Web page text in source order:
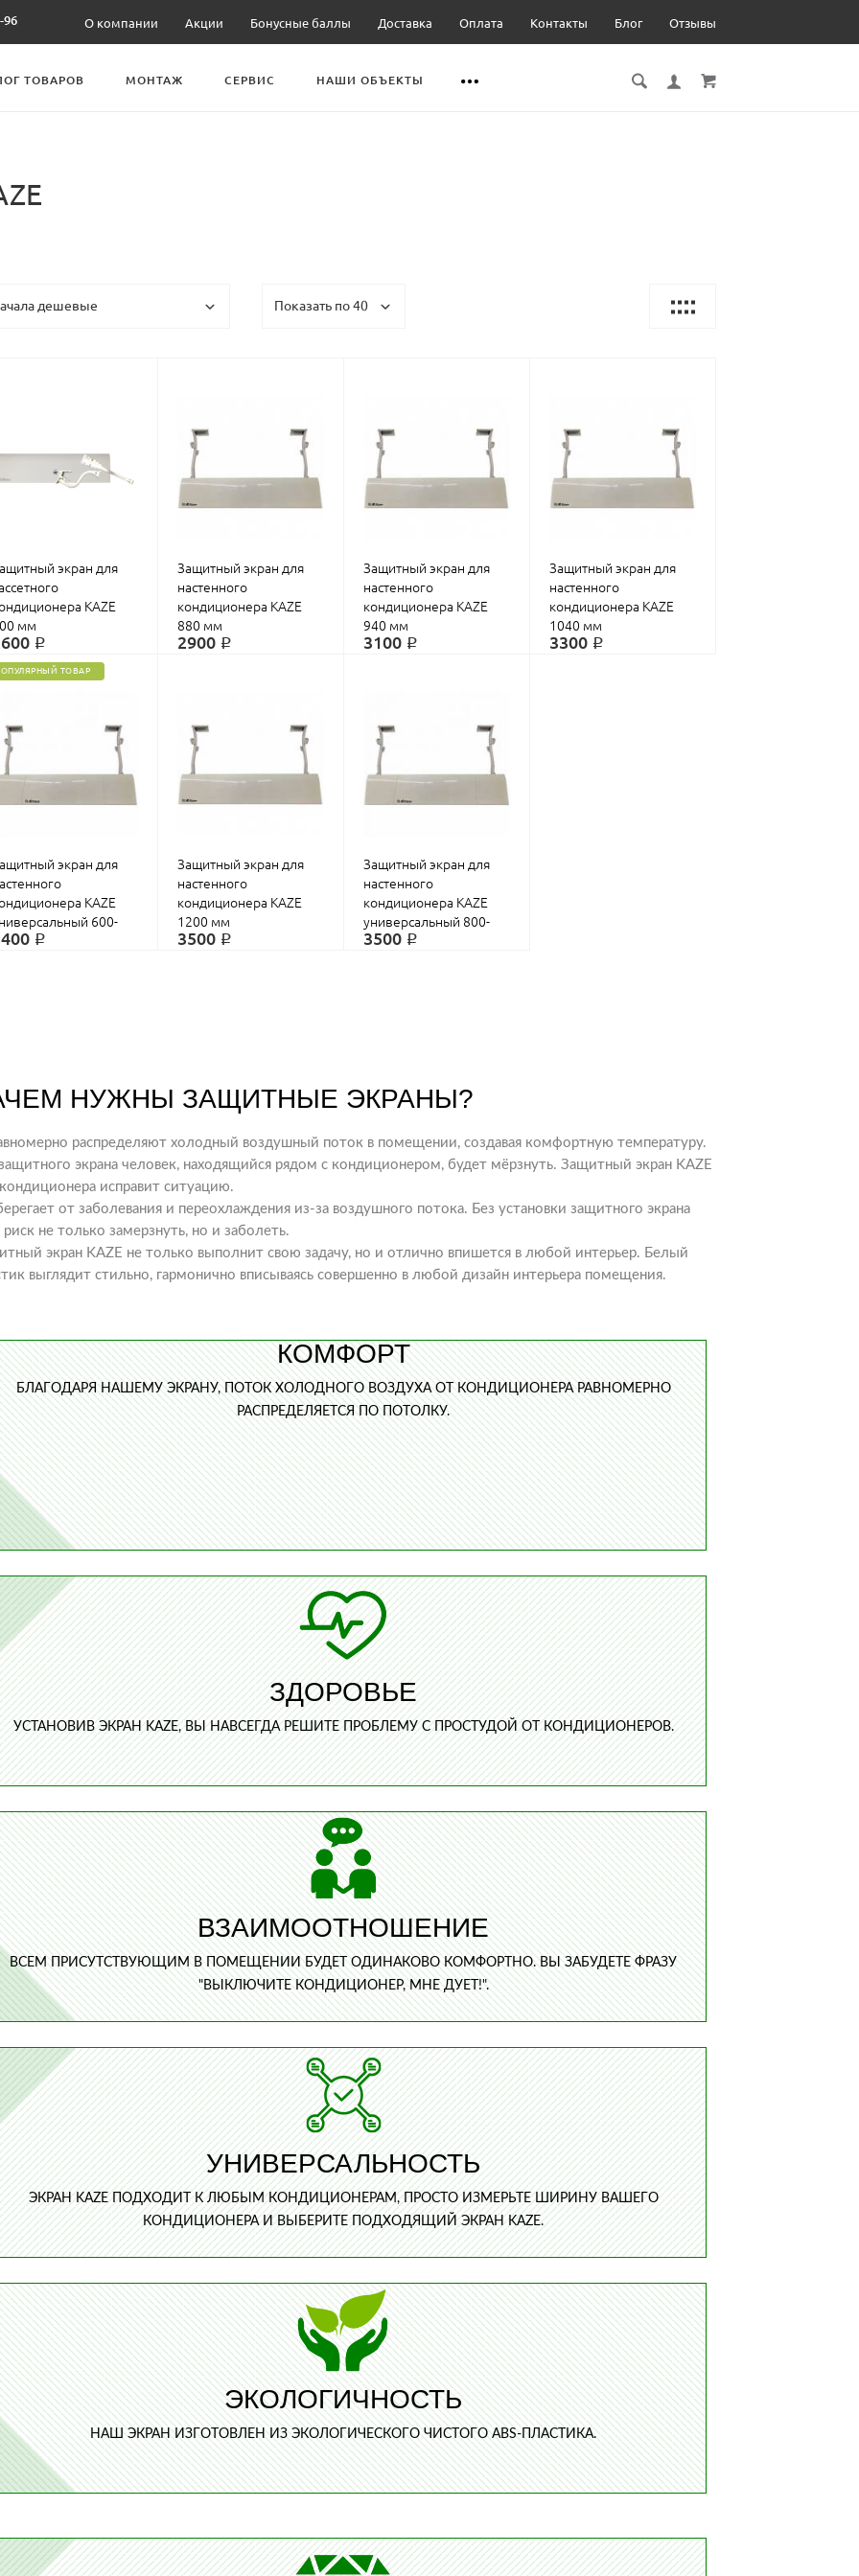
96 О компании Акции Бонусные баллы Доставка Оплата Контакты Блог Отзывы
ТОВАРОВ МОНТАЖ СЕРВИС НАШИ ОБЪЕКТЫ
экран для
KAZE
мм
₽
Защитный экран для
настенного
кондиционера KAZE
880 мм
2900 ₽
Защитный экран для
настенного
кондиционера KAZE
940 мм
3100 ₽
Защитный экран для
настенного
кондиционера KAZE
1040 мм
3300 ₽
ТОВАР
экран для
KAZE
600-
мм
₽
Защитный экран для
настенного
кондиционера KAZE
1200 мм
3500 ₽
Защитный экран для
настенного
кондиционера KAZE
универсальный 800-
1300 мм
3500 ₽
НУЖНЫ ЗАЩИТНЫЕ ЭКРАНЫ?
распределяют холодный воздушный поток в помещении, создавая комфортную температуру.
экрана человек, находящийся рядом с кондиционером, будет мёрзнуть. Защитный экран KAZE
исправит ситуацию.
от заболевания и переохлаждения из-за воздушного потока. Без установки защитного экрана
риск не только замерзнуть, но и заболеть.
экран KAZE не только выполнит свою задачу, но и отлично впишется в любой интерьер. Белый
выглядит стильно, гармонично вписываясь совершенно в любой дизайн интерьера помещения.
КОМФОРТ
БЛАГОДАРЯ НАШЕМУ ЭКРАНУ, ПОТОК ХОЛОДНОГО ВОЗДУХА ОТ КОНДИЦИОНЕРА РАВНОМЕРНО
РАСПРЕДЕЛЯЕТСЯ ПО ПОТОЛКУ.
ЗДОРОВЬЕ
УСТАНОВИВ ЭКРАН KAZE, ВЫ НАВСЕГДА РЕШИТЕ ПРОБЛЕМУ С ПРОСТУДОЙ ОТ КОНДИЦИОНЕРОВ.
ВЗАИМООТНОШЕНИЕ
ВСЕМ ПРИСУТСТВУЮЩИМ В ПОМЕЩЕНИИ БУДЕТ ОДИНАКОВО КОМФОРТНО. ВЫ ЗАБУДЕТЕ ФРАЗУ
"ВЫКЛЮЧИТЕ КОНДИЦИОНЕР, МНЕ ДУЕТ!".
УНИВЕРСАЛЬНОСТЬ
ЭКРАН KAZE ПОДХОДИТ К ЛЮБЫМ КОНДИЦИОНЕРАМ, ПРОСТО ИЗМЕРЬТЕ ШИРИНУ ВАШЕГО
КОНДИЦИОНЕРА И ВЫБЕРИТЕ ПОДХОДЯЩИЙ ЭКРАН KAZE.
ЭКОЛОГИЧНОСТЬ
НАШ ЭКРАН ИЗГОТОВЛЕН ИЗ ЭКОЛОГИЧЕСКОГО ЧИСТОГО ABS-ПЛАСТИКА.